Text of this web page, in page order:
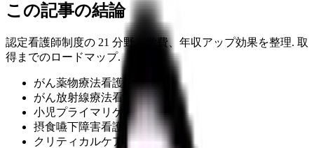
この記事の結論
認定看護師制度の 21 分野、学費、年収アップ効果を整理. 取
得までのロードマップ.
がん薬物療法看護
がん放射線療法看護
小児プライマリケア
摂食嚥下障害看護
クリティカルケア（統合分野）